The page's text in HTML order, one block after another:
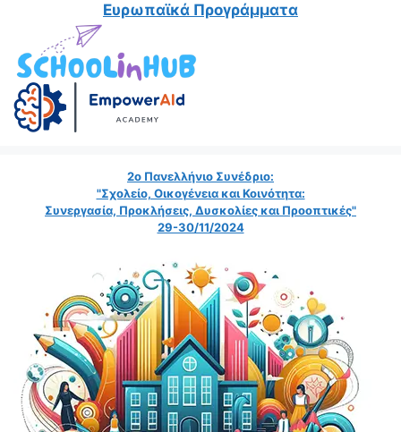
Ευρωπαϊκά Προγράμματα
2ο Πανελλήνιο Συνέδριο:
"Σχολείο, Οικογένεια και Κοινότητα:
Συνεργασία, Προκλήσεις, Δυσκολίες και Προοπτικές"
29-30/11/2024